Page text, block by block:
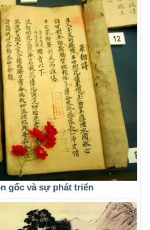
gốc và sự phát triển